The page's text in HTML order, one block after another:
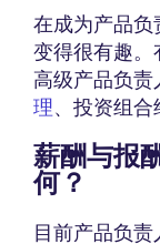
在成为产品负
变得很有趣。
高级产品负
理、投资组合
薪酬与报
何？
目前产品负